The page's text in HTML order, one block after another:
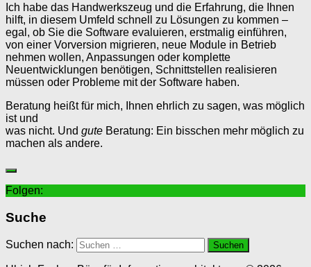
Ich habe das Handwerkszeug und die Erfahrung, die Ihnen
hilft, in diesem Umfeld schnell zu Lösungen zu kommen –
egal, ob Sie die Software evaluieren, erstmalig einführen,
von einer Vorversion migrieren, neue Module in Betrieb
nehmen wollen, Anpassungen oder komplette
Neuentwicklungen benötigen, Schnittstellen realisieren
müssen oder Probleme mit der Software haben.
Beratung heißt für mich, Ihnen ehrlich zu sagen, was möglich
ist und
was nicht. Und gute Beratung: Ein bisschen mehr möglich zu
machen als andere.
Folgen:
Suche
Suchen nach: